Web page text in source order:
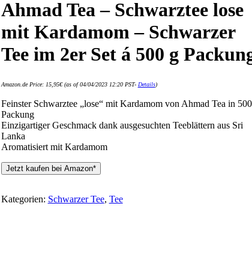
Ahmad Tea – Schwarztee lose
mit Kardamom – Schwarzer
Tee im 2er Set á 500 g
Amazon.de Price: 15,95€(as of 04/04/2023 12:20 PST- Details)
Feinster Schwarztee „lose“ mit Kardamom von Ahmad Tea in
Packung
Einzigartiger Geschmack dank ausgesuchten Teeblättern aus Sri
Lanka
Aromatisiert mit Kardamom
Jetzt kaufen bei Amazon*
Kategorien: Schwarzer Tee, Tee